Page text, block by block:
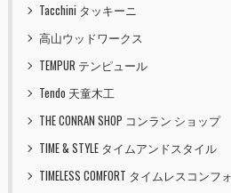
Tacchini タッキーニ
高山ウッドワークス
TEMPUR テンピュール
Tendo 天童木工
THE CONRAN SHOP コンラン ショップ
TIME & STYLE タイムアンドスタイル
TIMELESS COMFORT タイムレスコンフ